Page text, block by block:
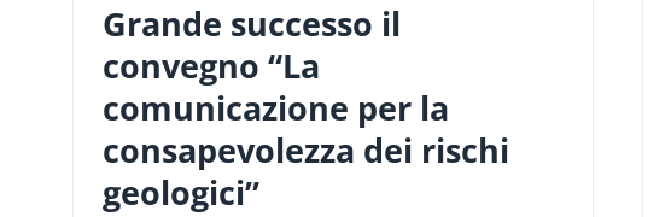
Grande successo il
convegno “La
comunicazione per la
consapevolezza dei rischi
geologici”